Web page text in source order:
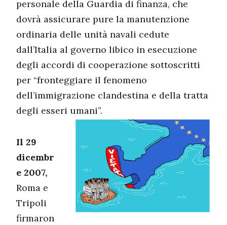
personale della Guardia di finanza, che
dovrà assicurare pure la manutenzione
ordinaria delle unità navali cedute
dall’Italia al governo libico in esecuzione
degli accordi di cooperazione sottoscritti
per “fronteggiare il fenomeno
dell’immigrazione clandestina e della tratta
degli esseri umani”.
Il 29
dicembr
e 2007,
Roma e
Tripoli
firmaron